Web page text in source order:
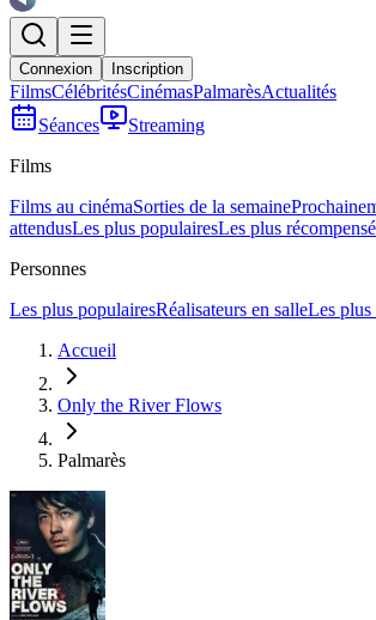
Connexion Inscription
FilmsCélébritésCinémasPalmarèsActualités
Séances
Streaming
Films
Films au cinémaSorties de la semaine
attendusLes plus populairesLes plus
Personnes
Les plus populairesRéalisateurs en salleLes plus
Accueil
Only the River Flows
Palmarès